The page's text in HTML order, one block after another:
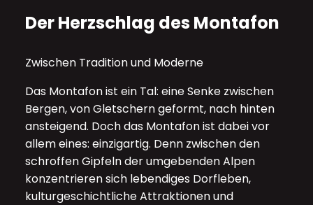
Der Herzschlag des Montafon
Zwischen Tradition und Moderne
Das Montafon ist ein Tal: eine Senke zwischen
Bergen, von Gletschern geformt, nach hinten
ansteigend. Doch das Montafon ist dabei vor
allem eines: einzigartig. Denn zwischen den
schroffen Gipfeln der umgebenden Alpen
konzentrieren sich lebendiges Dorfleben,
kulturgeschichtliche Attraktionen und